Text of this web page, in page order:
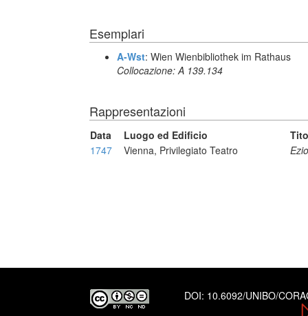
Esemplari
A-Wst: Wien Wienbibliothek im Rathaus
Collocazione: A 139.134
Rappresentazioni
Data Luogo ed Edificio
1747
Vienna, Privilegiato Teatro Ezio
DOI: 10.6092/UNIBO/